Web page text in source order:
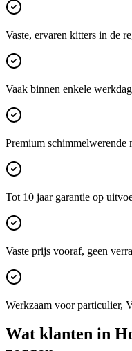
Vaste, ervaren kitters in de
Vaak binnen enkele
Premium schimmelwerende
Tot 10 jaar garantie op
Vaste prijs vooraf, geen
Werkzaam voor particulier,
Wat klanten in